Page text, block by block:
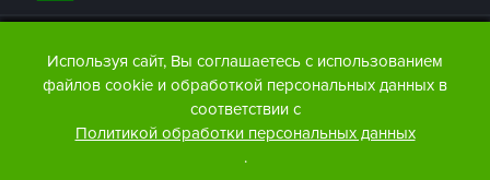
Все права защищены.
материалов The Bytheway ссылка
на www.thebtw.com) обязательна.
© 2016 – 2026 Publishing house IDEW MEDIA BELARUS
Используя сайт, Вы соглашаетесь с использованием
файлов cookie и обработкой персональных данных в
соответствии с
Политикой обработки персональных данных
.